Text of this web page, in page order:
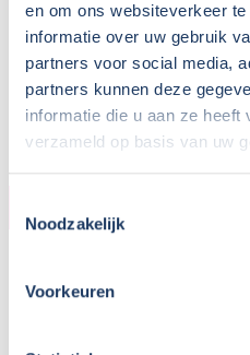
en om ons websiteverkeer
informatie over uw gebruik
partners voor social media,
partners kunnen deze
informatie die u aan ze
verzameld op basis van uw
Noodzakelijk
Voorkeuren
Plaats / Provincie: